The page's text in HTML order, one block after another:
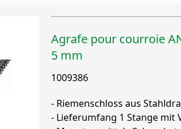
Agrafe pour courroie
5 mm
1009386
- Riemenschloss aus
- Lieferumfang 1 Stange mit